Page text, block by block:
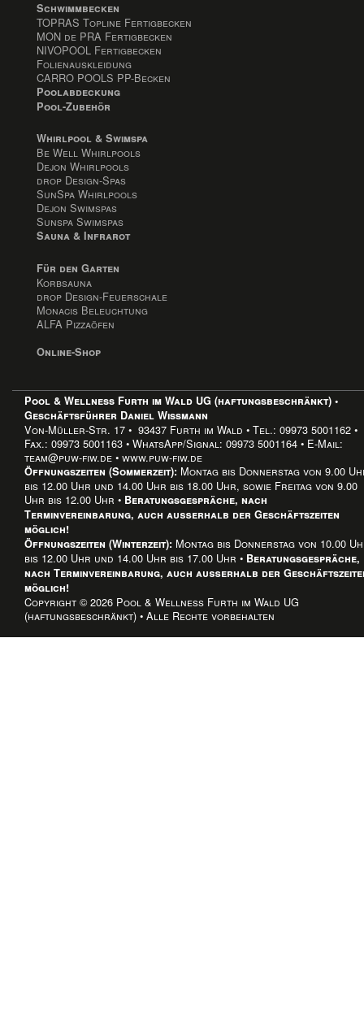
Schwimmbecken
TOPRAS Topline Fertigbecken
MON de PRA Fertigbecken
NIVOPOOL Fertigbecken
Folienauskleidung
CARRO POOLS PP-Becken
Poolabdeckung
Pool-Zubehör
Whirlpool & Swimspa
Be Well Whirlpools
Dejon Whirlpools
drop Design-Spas
SunSpa Whirlpools
Dejon Swimspas
Sunspa Swimspas
Sauna & Infrarot
Für den Garten
Korbsauna
drop Design-Feuerschale
Monacis Beleuchtung
ALFA Pizzaöfen
Online-Shop
Pool & Wellness Furth im Wald UG (haftungsbeschränkt) •
Geschäftsführer Daniel Wissmann
Von-Müller-Str. 17 • 93437 Furth im Wald • Tel.: 09973 5001162 •
Fax.: 09973 5001163 • WhatsApp/Signal: 09973 5001164 • E-Mail:
team@puw-fiw.de • www.puw-fiw.de
Öffnungszeiten (Sommerzeit): Montag bis Donnerstag von 9.00
bis 12.00 Uhr und 14.00 Uhr bis 18.00 Uhr, sowie Freitag von 9.00
Uhr bis 12.00 Uhr • Beratungsgespräche, nach
Terminvereinbarung, auch außerhalb der Geschäftszeiten
möglich!
Öffnungszeiten (Winterzeit): Montag bis Donnerstag von 10.00
bis 12.00 Uhr und 14.00 Uhr bis 17.00 Uhr • Beratungsgespräche,
nach Terminvereinbarung, auch außerhalb der
möglich!
Copyright © 2026 Pool & Wellness Furth im Wald UG
(haftungsbeschränkt) • Alle Rechte vorbehalten